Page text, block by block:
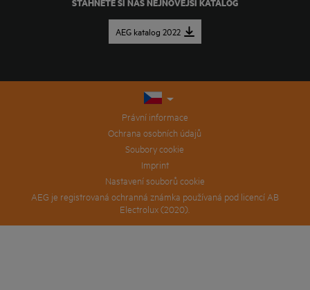
STÁHNĚTE SI NÁŠ NEJNOVĚJŠÍ KATALOG
AEG katalog 2022
Právní informace
Ochrana osobních údajů
Soubory cookie
Imprint
Nastavení souborů cookie
AEG je registrovaná ochranná známka používaná pod licencí AB
Electrolux (2020).